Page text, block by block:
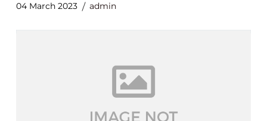
04 March 2023 admin